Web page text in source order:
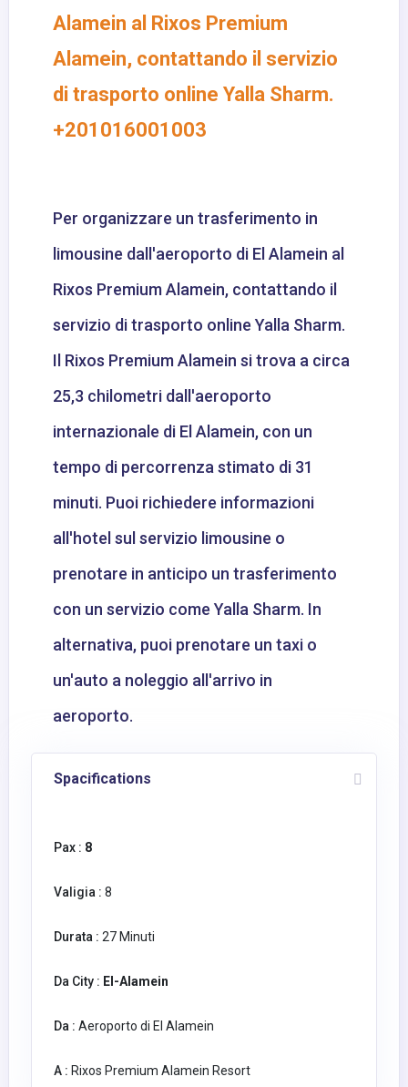
Alamein al Rixos Premium
Alamein, contattando il servizio
di trasporto online Yalla Sharm.
+201016001003
Per organizzare un trasferimento in
limousine dall'aeroporto di El Alamein al
Rixos Premium Alamein, contattando il
servizio di trasporto online Yalla Sharm.
Il Rixos Premium Alamein si trova a circa
25,3 chilometri dall'aeroporto
internazionale di El Alamein, con un
tempo di percorrenza stimato di 31
minuti. Puoi richiedere informazioni
all'hotel sul servizio limousine o
prenotare in anticipo un trasferimento
con un servizio come Yalla Sharm. In
alternativa, puoi prenotare un taxi o
un'auto a noleggio all'arrivo in
aeroporto.
Spacifications
Pax : 8
Valigia : 8
Durata : 27 Minuti
Da City : El-Alamein
Da : Aeroporto di El Alamein
A : Rixos Premium Alamein Resort